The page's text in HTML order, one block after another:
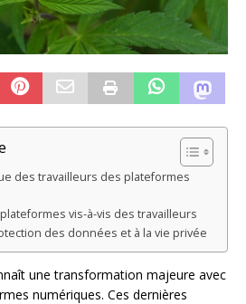
des travailleurs des plateformes
vis-à-vis des travailleurs
des données et à la vie privée
une transformation majeure avec
numériques. Ces dernières